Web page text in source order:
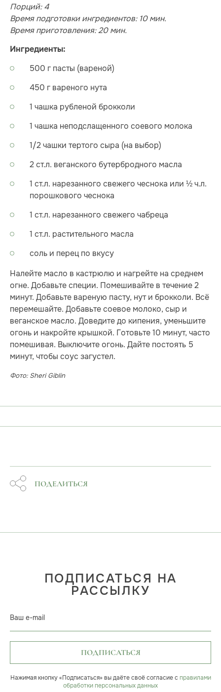
Порций: 4
Время подготовки ингредиентов: 10 мин.
Время приготовления: 20 мин.
Ингредиенты:
500 г пасты (вареной)
450 г вареного нута
1 чашка рубленой брокколи
1 чашка неподслащенного соевого молока
1/2 чашки тертого сыра (на выбор)
2 ст.л. веганского бутербродного масла
1 ст.л. нарезанного свежего чеснока или ½ ч.л.
порошкового чеснока
1 ст.л. нарезанного свежего чабреца
1 ст.л. растительного масла
соль и перец по вкусу
Налейте масло в кастрюлю и нагрейте на среднем
огне. Добавьте специи. Помешивайте в течение 2
минут. Добавьте вареную пасту, нут и брокколи. Всё
перемешайте. Добавьте соевое молоко, сыр и
веганское масло. Доведите до кипения, уменьшите
огонь и накройте крышкой. Готовьте 10 минут, часто
помешивая. Выключите огонь. Дайте постоять 5
минут, чтобы соус загустел.
Фото: Sheri Giblin
ПОДЕЛИТЬСЯ
ПОДПИСАТЬСЯ НА
РАССЫЛКУ
Ваш e-mail
ПОДПИСАТЬСЯ
Нажимая кнопку «Подписаться» вы даёте своё согласие с правилами
обработки персональных данных